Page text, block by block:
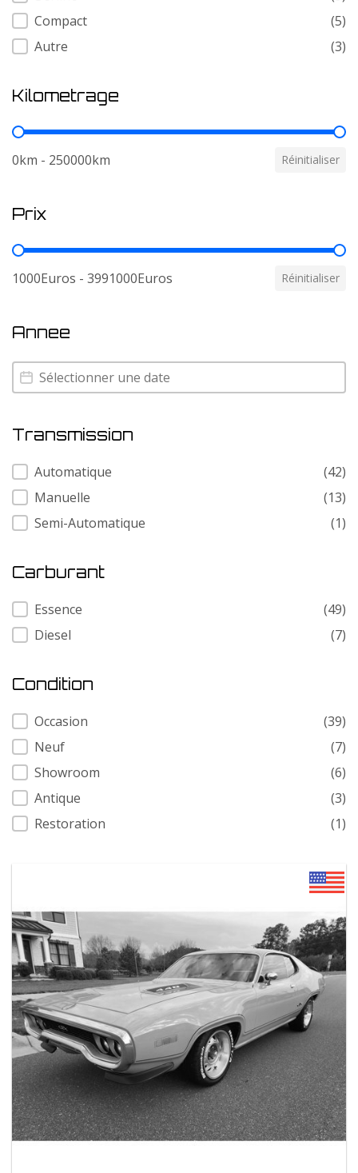
Compact
(5)
Autre
(3)
Kilometrage
Kilometrage
0km - 250000km Réinitialiser
Prix
Prix
1000Euros - 3991000Euros Réinitialiser
Annee
Annee
Annee
Transmission
Transmission
Automatique
(42)
Manuelle
(13)
Semi-Automatique
(1)
Carburant
Carburant
Essence
(49)
Diesel
(7)
Condition
Condition
Occasion
(39)
Neuf
(7)
Showroom
(6)
Antique
(3)
Restoration
(1)